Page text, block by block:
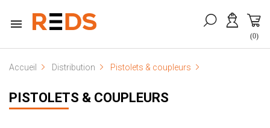

(0)
Accueil Distribution Pistolets & coupleurs
PISTOLETS & COUPLEURS